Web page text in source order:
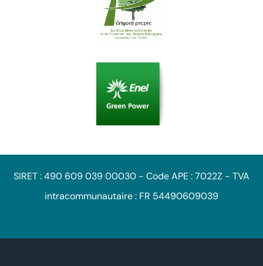
SIRET : 490 609 039 00030 - Code APE : 7022Z - TVA
intracommunautaire : FR 54490609039